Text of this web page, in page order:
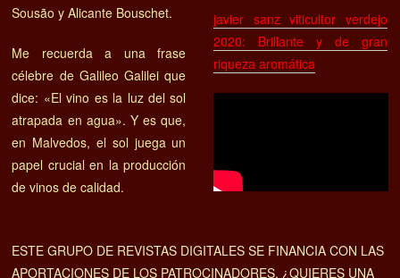
Sousão y Alicante Bouschet.
Me recuerda a una frase
célebre de Galileo Galilei que
dice: «El vino es la luz del sol
atrapada en agua». Y es que,
en Malvedos, el sol juega un
papel crucial en la producción
de vinos de calidad.
javier sanz viticultor verdejo
2020: Brillante y de gran
riqueza aromática
ESTE GRUPO DE REVISTAS DIGITALES SE FINANCIA CON LAS
APORTACIONES DE LOS PATROCINADORES. ¿QUIERES UNA